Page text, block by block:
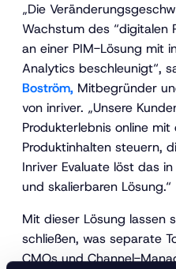
„Die
Wachstum des “digitalen
an einer PIM-Lösung mit
Analytics beschleunigt“,
Boström, Mitbegründer
von inriver. „Unsere
Produkterlebnis online
Produktinhalten steuern,
Inriver Evaluate löst das
und skalierbaren Lösung.“
Mit dieser Lösung lassen
schließen, was separate
CMOs und Channel-